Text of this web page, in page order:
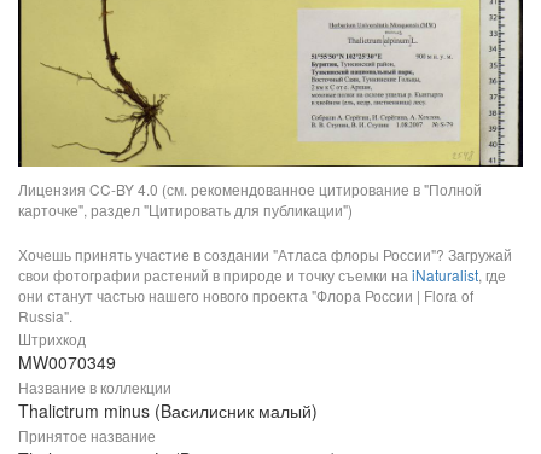
Лицензия CC-BY 4.0 (см. рекомендованное цитирование в "Полной
карточке", раздел "Цитировать для публикации")
Хочешь принять участие в создании "Атласа флоры России"? Загружай
свои фотографии растений в природе и точку съемки на iNaturalist, где
они станут частью нашего нового проекта "Флора России | Flora of
Russia".
Штрихкод
MW0070349
Название в коллекции
Thalictrum minus (Bасилисник малый)
Принятое название